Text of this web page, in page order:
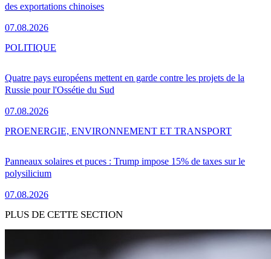
des exportations chinoises
07.08.2026
Quatre pays européens mettent en garde contre les projets de la
Russie pour l'Ossétie du Sud
07.08.2026
POLITIQUE
Panneaux solaires et puces : Trump impose 15% de taxes sur le
polysilicium
07.08.2026
PROENERGIE, ENVIRONNEMENT ET TRANSPORT
PLUS DE CETTE SECTION